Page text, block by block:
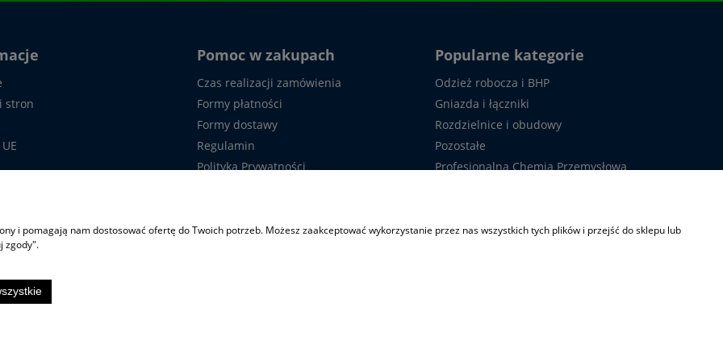
stron
Pomoc w zakupach
Czas realizacji zamówienia
Formy płatności
Formy dostawy
Regulamin
Polityka Prywatności
Częste pytania
Popularne kategorie
Odzież robocza i BHP
Gniazda i łączniki
Rozdzielnice i obudowy
Pozostałe
Profesjonalna Chemia Przemysłowa
i pomagają nam dostosować ofertę do Twoich potrzeb. Możesz zaakceptować wykorzystanie przez nas wszystkich tych plików i przejść do sklepu lub
zgody".